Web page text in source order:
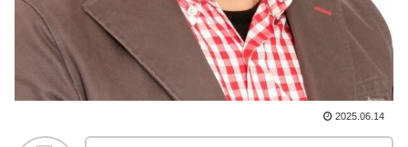
2025.06.14